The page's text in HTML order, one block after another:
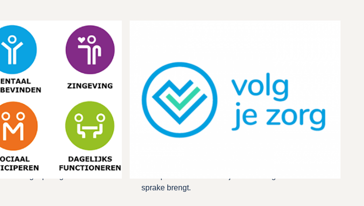
leven belangrijk,
en ons energiek voelen.
Het gaat niet alleen om
maar over wat ons
is per persoon verschillend.
Gezondheid niet op ziekte,
is.
Het kan dus zijn dat een
Landelijk SchakelPunt
Het LSP | Volgjezorg Het Landelijk Schakelpunt is
een zorginfrastructuur. Dat is een netwerk waar
zorgaanbieders op kunnen aansluiten. Via dit netwerk
kunnen zij medische gegevens over hun patiënten
met elkaar uitwisselen. 24 uur per dag, zeven dagen
in de week. Het Landelijk Schakelpunt is hier speciaal
sprake brengt.